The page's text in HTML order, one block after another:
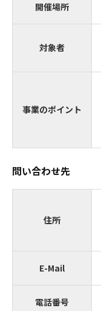
開催場所
対象者
事業のポイント
問い合わせ先
住所
E-Mail
電話番号